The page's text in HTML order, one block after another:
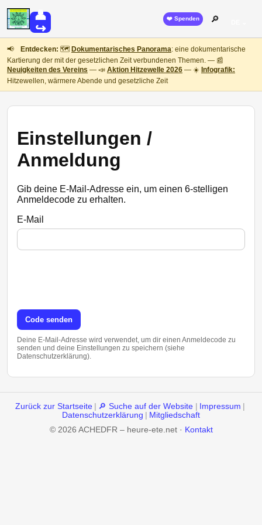
👤
↪
❤️ Spenden 🔎
📢 Entdecken: 🗺️ Dokumentarisches Panorama: eine dokumentarische
Kartierung der mit der gesetzlichen Zeit verbundenen Themen. — 📰
Neuigkeiten des Vereins — 📣 Aktion Hitzewelle 2026 — ☀️ Infografik:
Hitzewellen, wärmere Abende und gesetzliche Zeit
Einstellungen /
Anmeldung
Gib deine E-Mail-Adresse ein, um einen 6-stelligen
Anmeldecode zu erhalten.
E-Mail
Code senden
Deine E-Mail-Adresse wird verwendet, um dir einen Anmeldecode zu
senden und deine Einstellungen zu speichern (siehe
Datenschutzerklärung).
Zurück zur Startseite 🔎 Suche auf der Website Impressum
Datenschutzerklärung
Mitgliedschaft
© 2026 ACHEDFR – heure-ete.net · Kontakt